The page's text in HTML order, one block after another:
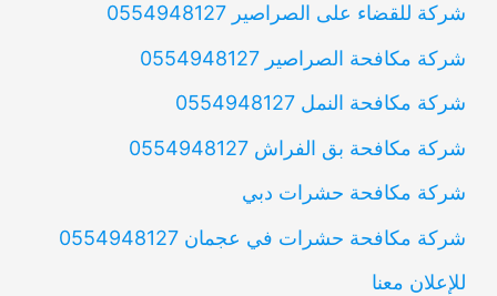
شركة للقضاء على الصراصير 0554948127
شركة مكافحة الصراصير 0554948127
شركة مكافحة النمل 0554948127
شركة مكافحة بق الفراش 0554948127
شركة مكافحة حشرات دبي
شركة مكافحة حشرات في عجمان 0554948127
للإعلان معنا